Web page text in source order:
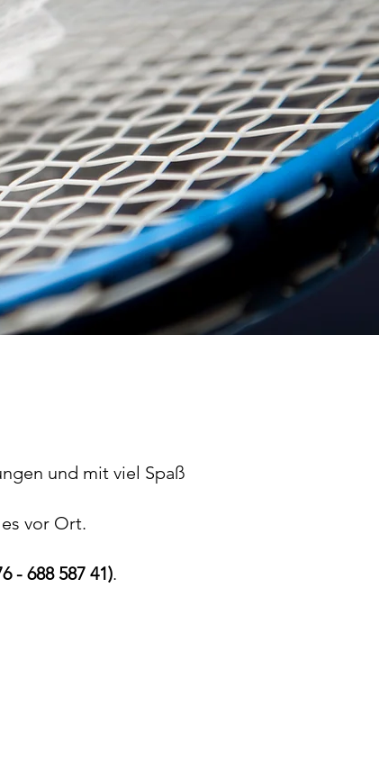
und mit viel Spaß
vor Ort.
- 688 587 41).